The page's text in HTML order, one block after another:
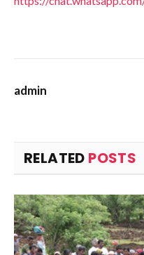
admin
RELATED POSTS